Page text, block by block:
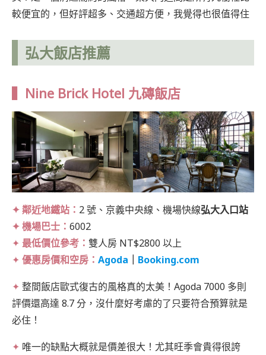
較便宜的，但好評超多、交通超方便，我覺得也很值得住
弘大飯店推薦
▍Nine Brick Hotel 九磚飯店
✦ 鄰近地鐵站： 2 號、京義中央線、機場快線弘大入口站
✦ 機場巴士： 6002
✦ 最低價位參考： 雙人房 NT$2800 以上
✦ 優惠房價和空房： Agoda Booking.com
✦ 整間飯店歐式復古的風格真的太美！Agoda 7000 多則
評價還高達 8.7 分，沒什麼好考慮的了只要符合預算就是
必住！
✦ 唯一的缺點大概就是價差很大！尤其旺季會貴得很誇